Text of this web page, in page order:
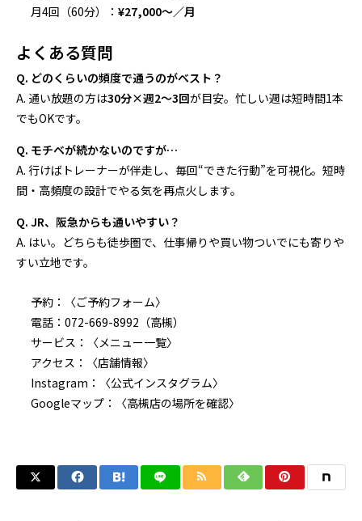
月4回（60分）：¥27,000〜／月
よくある質問
Q. どのくらいの頻度で通うのがベスト？
A. 通い放題の方は30分×週2〜3回が目安。忙しい週は短時間1本
でもOKです。
Q. モチベが続かないのですが…
A. 行けばトレーナーが伴走し、毎回“できた行動”を可視化。短時
間・高頻度の設計でやる気を再点火します。
Q. JR、阪急からも通いやすい？
A. はい。どちらも徒歩圏で、仕事帰りや買い物ついでにも寄りや
すい立地です。
予約：〈ご予約フォーム〉
電話：072-669-8992 （高槻）
サービス：〈 メニュー一覧〉
アクセス：〈店舗情報〉
Instagram：〈公式インスタグラム〉
Googleマップ：〈高槻店の場所を確認〉